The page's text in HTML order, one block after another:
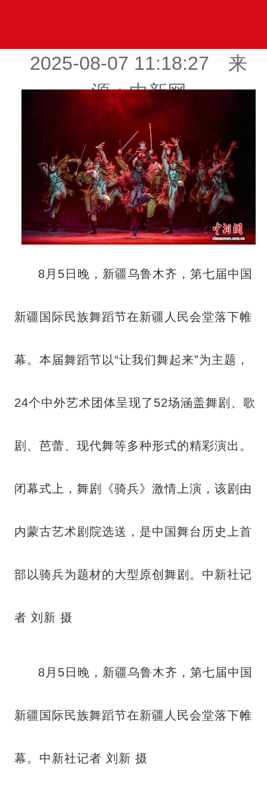
2025-08-07 11:18:27 来
源：中新网
8月5日晚，新疆乌鲁木齐，第七届中国
新疆国际民族舞蹈节在新疆人民会堂落下帷
幕。本届舞蹈节以“让我们舞起来”为主题，
24个中外艺术团体呈现了52场涵盖舞剧、歌
剧、芭蕾、现代舞等多种形式的精彩演出。
闭幕式上，舞剧《骑兵》激情上演，该剧由
内蒙古艺术剧院选送，是中国舞台历史上首
部以骑兵为题材的大型原创舞剧。中新社记
者 刘新 摄
8月5日晚，新疆乌鲁木齐，第七届中国
新疆国际民族舞蹈节在新疆人民会堂落下帷
幕。中新社记者 刘新 摄